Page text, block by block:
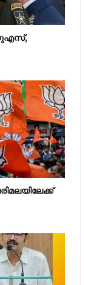
യുഎസ്,